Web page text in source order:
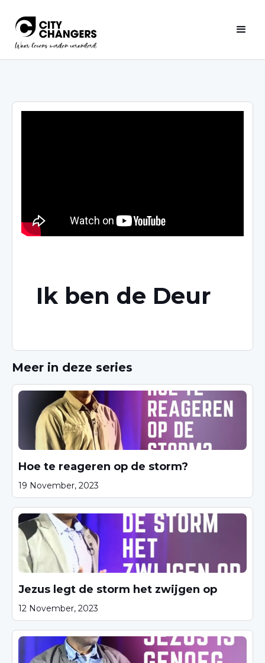
Ik ben de Deur
Meer in deze series
Hoe te reageren op de storm?
19 November, 2023
Jezus legt de storm het zwijgen op
12 November, 2023